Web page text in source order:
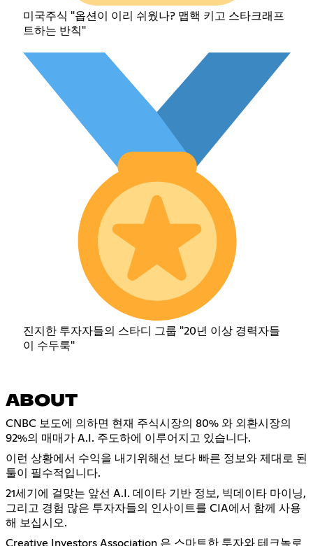
미국주식 "옵션이 이리 쉬웠나? 맵핵 키고 스타크래프
트하는 반칙"
진지한 투자자들의 스타디 그룹 "20년 이상 경력자들
이 수두룩"
ABOUT
CNBC 보도에 의하면 현재 주식시장의 80% 와 외환시장의
92%의 매매가 A.I. 주도하에 이루어지고 있습니다.
이런 상황에서 수익을 내기위해선 보다 빠른 정보와 제대로 된
툴이 필수적입니다.
21세기에 걸맞는 앞선 A.I. 데이타 기반 정보, 빅데이타 마이닝,
그리고 경험 많은 투자자들의 인사이트를 CIA에서 함께 사용
해 보십시오.
Creative Investors Association 은 스마트한 투자와 테크놀로